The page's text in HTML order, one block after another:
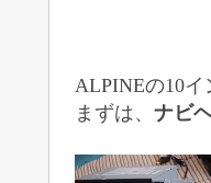
ALPINEの10
まずは、 ナビ